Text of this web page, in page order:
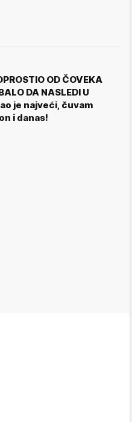
OD ČOVEKA
DA NASLEDI U
je najveći, čuvam
i danas!